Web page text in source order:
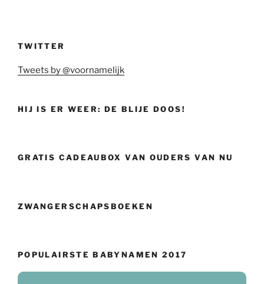
TWITTER
Tweets by @voornamelijk
HIJ IS ER WEER: DE BLIJE DOOS!
GRATIS CADEAUBOX VAN OUDERS VAN NU
ZWANGERSCHAPSBOEKEN
POPULAIRSTE BABYNAMEN 2017